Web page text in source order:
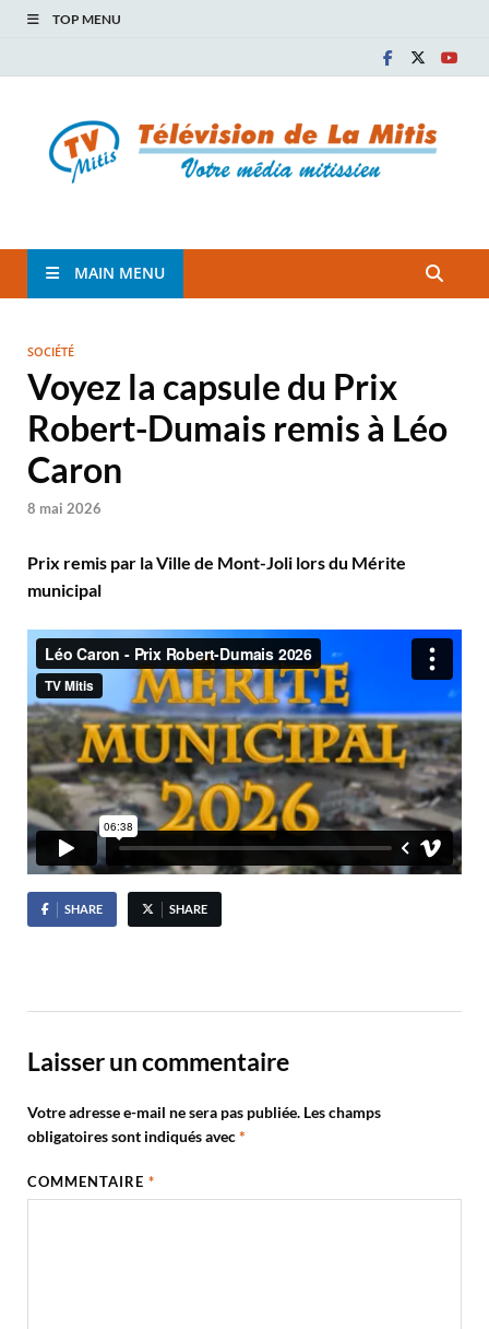
TOP MENU
TVM
MAIN MENU
SOCIÉTÉ
Voyez la capsule du Prix
Robert-Dumais remis à Léo
Caron
8 mai 2026
Prix remis par la Ville de Mont-Joli lors du Mérite
municipal
SHARE SHARE
Laisser un commentaire
Votre adresse e-mail ne sera pas publiée. Les champs
obligatoires sont indiqués avec*
COMMENTAIRE*